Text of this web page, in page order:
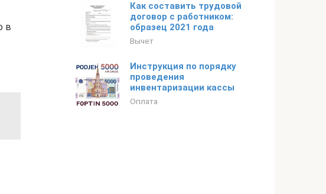
в
Как составить трудовой
договор с работником:
образец 2021 года
Вычет
Инструкция по порядку
проведения
инвентаризации кассы
Оплата